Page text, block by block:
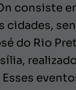
consiste
cidades,
do Rio